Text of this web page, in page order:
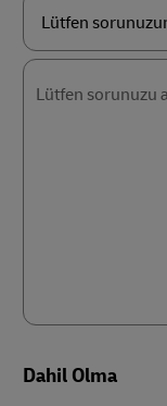
Lütfen
sorunuzun
Lütfen sorunuzu
Dahil Olma